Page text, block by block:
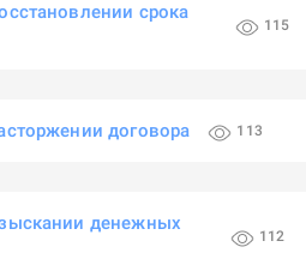
срока
115
договора 113
денежных
112